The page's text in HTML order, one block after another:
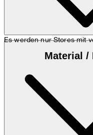
Es werden nur Stores mit
Material /